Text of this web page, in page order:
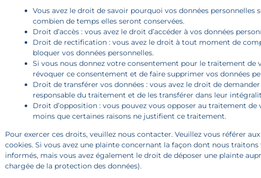
Vous avez le droit de savoir pourquoi vos données personnelles
combien de temps elles seront conservées.
Droit d’accès : vous avez le droit d’accéder à vos données
Droit de rectification : vous avez le droit à tout moment de
bloquer vos données personnelles.
Si vous nous donnez votre consentement pour le traitement de
révoquer ce consentement et de faire supprimer vos données
Droit de transférer vos données : vous avez le droit de
responsable du traitement et de les transférer dans leur
Droit d’opposition : vous pouvez vous opposer au traitement de
moins que certaines raisons ne justifient ce traitement.
Pour exercer ces droits, veuillez nous contacter. Veuillez vous référer
cookies. Si vous avez une plainte concernant la façon dont nous
informés, mais vous avez également le droit de déposer une plainte
chargée de la protection des données).